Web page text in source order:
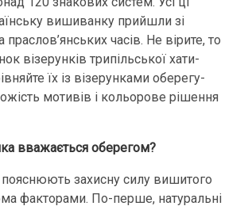
вишиванку прийшли зі
праслов’янських часів. Не вірите, то
візерунків трипільської хати-
їх із візерунками оберегу-
мотивів і кольорове рішення
вважається оберегом?
пояснюють захисну силу вишитого
факторами. По-перше, натуральні